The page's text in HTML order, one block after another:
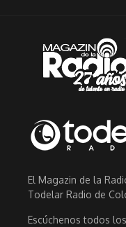
El Magazin de la
Todelar Radio de
Escúchenos todos